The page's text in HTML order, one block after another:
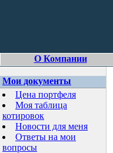
О Компании
Мои документы
Цена портфеля
Моя таблица
котировок
Новости для меня
Ответы на мои
вопросы